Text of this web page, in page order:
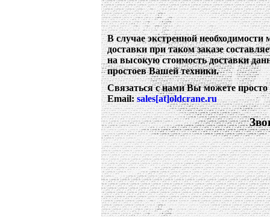
В случае экстренной
доставки при таком заказе
на высокую стоимость доставки
простоев Вашей техники.
Связаться с нами Вы можете
Email:sales[at]oldcrane.ru